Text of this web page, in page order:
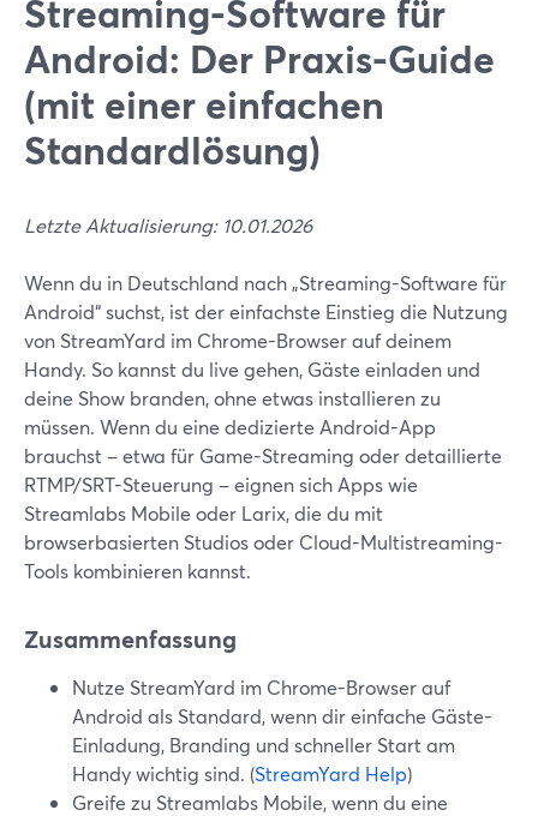
Streaming-Software für
Android: Der Praxis-Guide
(mit einer einfachen
Standardlösung)
Letzte Aktualisierung: 10.01.2026
Wenn du in Deutschland nach „Streaming-Software für
Android“ suchst, ist der einfachste Einstieg die Nutzung
von StreamYard im Chrome-Browser auf deinem
Handy. So kannst du live gehen, Gäste einladen und
deine Show branden, ohne etwas installieren zu
müssen. Wenn du eine dedizierte Android-App
brauchst – etwa für Game-Streaming oder detaillierte
RTMP/SRT-Steuerung – eignen sich Apps wie
Streamlabs Mobile oder Larix, die du mit
browserbasierten Studios oder Cloud-Multistreaming-
Tools kombinieren kannst.
Zusammenfassung
Nutze StreamYard im Chrome-Browser auf
Android als Standard, wenn dir einfache Gäste-
Einladung, Branding und schneller Start am
Handy wichtig sind. (StreamYard Help)
Greife zu Streamlabs Mobile, wenn du eine